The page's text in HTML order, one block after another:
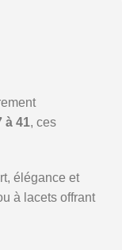
à 41, ces
élégance et
à lacets offrant